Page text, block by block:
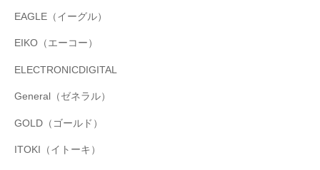
EAGLE（イーグル）
EIKO（エーコー）
ELECTRONICDIGITAL
General（ゼネラル）
GOLD（ゴールド）
ITOKI（イトーキ）